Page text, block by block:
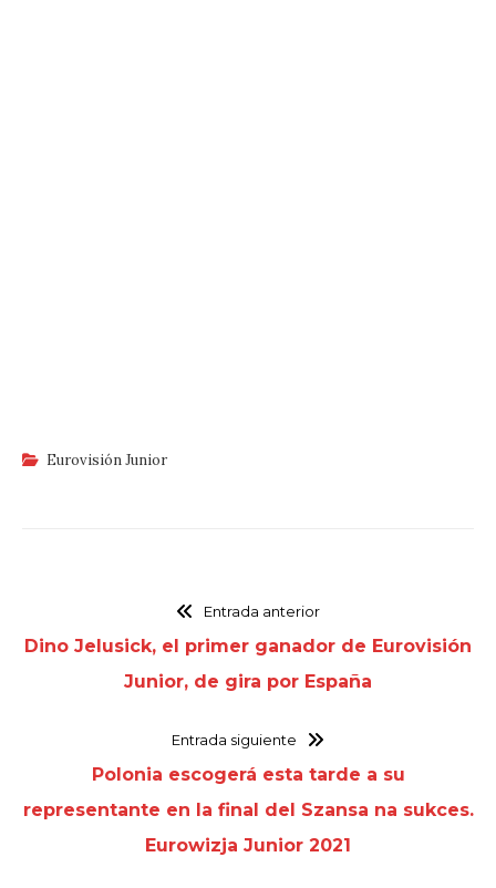
Eurovisión Junior
Entrada anterior
Dino Jelusick, el primer ganador de Eurovisión
Junior, de gira por España
Entrada siguiente
Polonia escogerá esta tarde a su
representante en la final del Szansa na sukces.
Eurowizja Junior 2021